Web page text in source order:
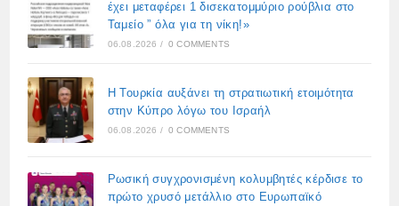
έχει μεταφέρει 1 δισεκατομμύριο ρούβλια στο
Ταμείο ” όλα για τη νίκη!»
06.08.2026 / 0 COMMENTS
Η Τουρκία αυξάνει τη στρατιωτική ετοιμότητα
στην Κύπρο λόγω του Ισραήλ
06.08.2026 / 0 COMMENTS
Ρωσική συγχρονισμένη κολυμβητές κέρδισε το
πρώτο χρυσό μετάλλιο στο Ευρωπαϊκό